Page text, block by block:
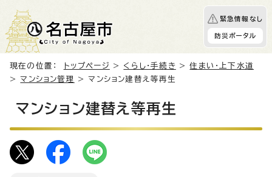
緊急情報なし
防災ポータル
現在の位置： トップページ > くらし・手続き >住まい・上下水道
>マンション管理 > マンション建替え等再生
マンション建替え等再生